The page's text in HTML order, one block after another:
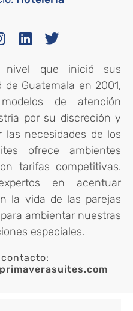
que inició sus
Guatemala en 2001,
de atención
por su discreción y
las necesidades de los
ofrece ambientes
tarifas competitivas.
en acentuar
la vida de las parejas
ambientar nuestras
especiales.